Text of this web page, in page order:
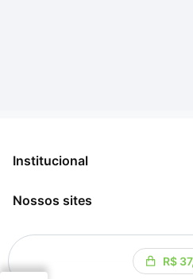
R$
Institucional
Sobre
Contato
Jobs
Nossos sites
TecMundo
Mega Curioso